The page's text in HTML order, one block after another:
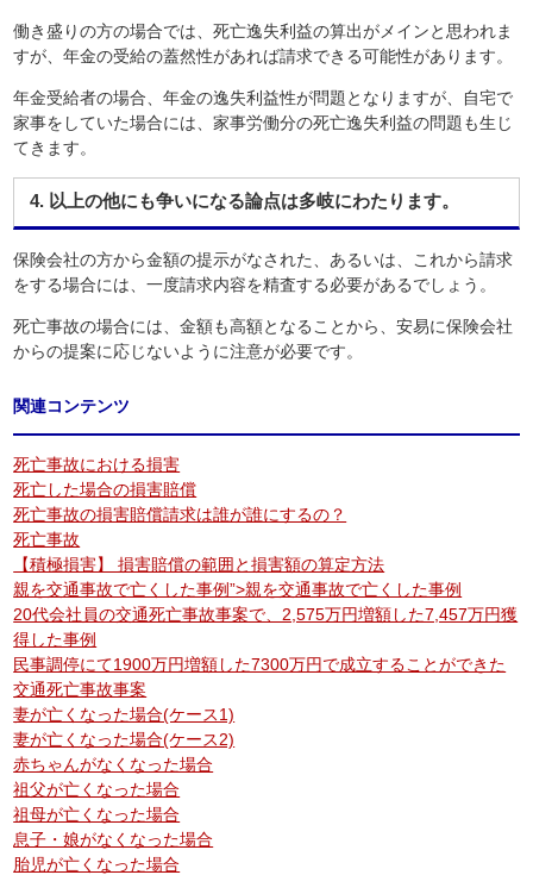
働き盛りの方の場合では、死亡逸失利益の算出がメインと思われま
すが、年金の受給の蓋然性があれば請求できる可能性があります。
年金受給者の場合、年金の逸失利益性が問題となりますが、自宅で
家事をしていた場合には、家事労働分の死亡逸失利益の問題も生じ
てきます。
4. 以上の他にも争いになる論点は多岐にわたります。
保険会社の方から金額の提示がなされた、あるいは、これから請求
をする場合には、一度請求内容を精査する必要があるでしょう。
死亡事故の場合には、金額も高額となることから、安易に保険会社
からの提案に応じないように注意が必要です。
関連コンテンツ
死亡事故における損害
死亡した場合の損害賠償
死亡事故の損害賠償請求は誰が誰にするの？
死亡事故
【積極損害】 損害賠償の範囲と損害額の算定方法
親を交通事故で亡くした事例”>親を交通事故で亡くした事例
20代会社員の交通死亡事故事案で、2,575万円増額した7,457万円獲
得した事例
民事調停にて1900万円増額した7300万円で成立することができた
交通死亡事故事案
妻が亡くなった場合(ケース1)
妻が亡くなった場合(ケース2)
赤ちゃんがなくなった場合
祖父が亡くなった場合
祖母が亡くなった場合
息子・娘がなくなった場合
胎児が亡くなった場合